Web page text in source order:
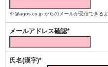
※@agos.co.jp からのメールが受信できるよ
メールアドレス確認*
氏名(漢字)*